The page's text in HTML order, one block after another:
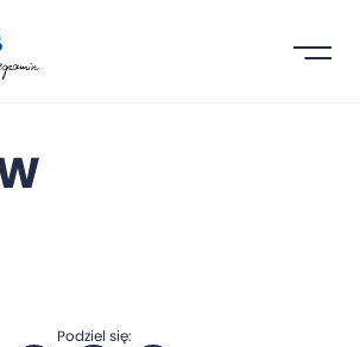
Podziel się: